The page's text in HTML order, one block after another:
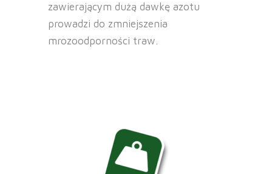
zawierającym dużą dawkę azotu
prowadzi do zmniejszenia
mrozoodporności traw.